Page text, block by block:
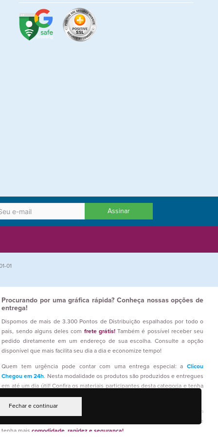
Assinar
01
Procurando por uma gráfica rápida? Conheça nossas opções de
entrega!
Dispomos de mais de 3.300 Pontos de Distribuição espalhados por todo o
país, sendo alguns deles com frete grátis!Também é possível receber seu
pedido diretamente em um endereço de sua escolha. Consulte a opção
disponível que mais facilita seu dia a dia e economize tempo!
Quem tem urgência pode contar com uma entrega especial: aClicou
Chegou em 24h. Nesta modalidade os produtos são produzidos e entregues
em até um dia útil! Confira os materiais participantes desta categoria e tenha
seus impressos prontos em um curto prazo!
Só uma gráfica com anos de atuação pode garantir meios de entrega
eficientes e rápidos. Aproveite nosso processo de compras 100% online e
tenha maiscomodidade, rapidez e segurança!
Fechar e continuar